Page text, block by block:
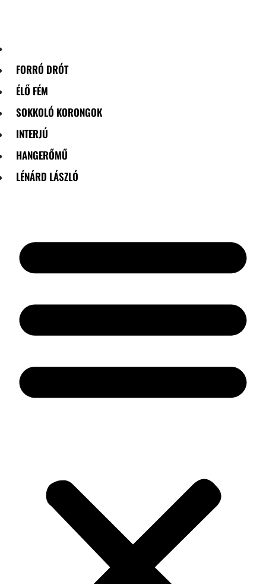
FORRÓ DRÓT
ÉLŐ FÉM
SOKKOLÓ KORONGOK
INTERJÚ
HANGERŐMŰ
LÉNÁRD LÁSZLÓ